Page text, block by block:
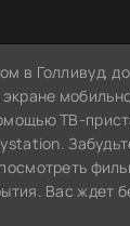
в Голливуд,
ТВ-
Вас ждет